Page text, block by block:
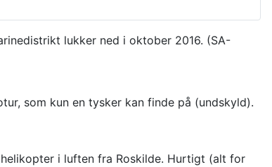
lukker ned i oktober 2016. (SA-
som kun en tysker kan finde på (undskyld).
helikopter i luften fra Roskilde. Hurtigt (alt for